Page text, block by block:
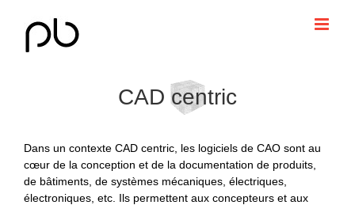
contenu
CAD centric
Dans un contexte CAD centric, les logiciels de CAO sont au
cœur de la conception et de la documentation de produits,
de bâtiments, de systèmes mécaniques, électriques,
électroniques, etc. Ils permettent aux concepteurs et aux